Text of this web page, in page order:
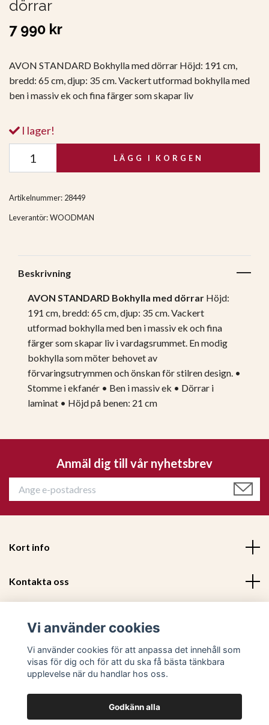
dörrar
7 990 kr
AVON STANDARD Bokhylla med dörrar Höjd: 191 cm,
bredd: 65 cm, djup: 35 cm. Vackert utformad bokhylla med
ben i massiv ek och fina färger som skapar liv
I lager!
LÄGG I KORGEN
Artikelnummer: 28449
Leverantör:WOODMAN
Beskrivning
AVON STANDARD Bokhylla med dörrar Höjd:
191 cm, bredd: 65 cm, djup: 35 cm. Vackert
utformad bokhylla med ben i massiv ek och fina
färger som skapar liv i vardagsrummet. En modig
bokhylla som möter behovet av
förvaringsutrymmen och önskan för stilren design. •
Stomme i ekfanér • Ben i massiv ek • Dörrar i
laminat • Höjd på benen: 21 cm
Anmäl dig till vår nyhetsbrev
Kort info
Kontakta oss
Sociala medier
Vi använder cookies
Vi använder cookies för att anpassa det innehåll som
visas för dig och för att du ska få bästa tänkbara
upplevelse när du handlar hos oss.
Godkänn alla